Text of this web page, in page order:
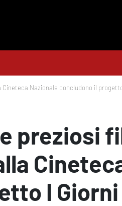
Nazionale concludono il progetto
preziosi
I